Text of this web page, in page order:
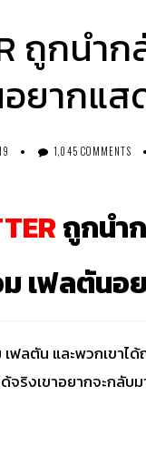
ถูกนำ
ยากแส
1,045 COMMENTS
ถูกนำ
เฟลตันอ
ลตัน และพวกเขาไ
จริงเขาอยากจะกลับ